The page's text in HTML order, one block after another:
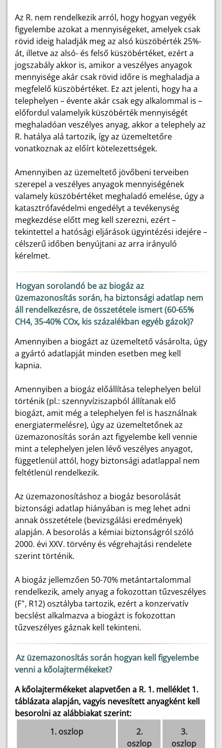
Az R. nem rendelkezik arról, hogy hogyan vegyék
figyelembe azokat a mennyiségeket, amelyek csak
rövid ideig haladják meg az alsó küszöbérték 25%-
át, illetve az alsó- és felső küszöbértéket, ezért a
jogszabály akkor is, amikor a veszélyes anyagok
mennyisége akár csak rövid időre is meghaladja a
megfelelő küszöbértéket. Ez azt jelenti, hogy ha a
telephelyen – évente akár csak egy alkalommal is –
előfordul valamelyik küszöbérték mennyiségét
meghaladóan veszélyes anyag, akkor a telephely az
R. hatálya alá tartozik, így az üzemeltetőre
vonatkoznak az előírt kötelezettségek.
Amennyiben az üzemeltető jövőbeni terveiben
szerepel a veszélyes anyagok mennyiségének
valamely küszöbértéket meghaladó emelése, úgy a
katasztrófavédelmi engedélyt a tevékenység
megkezdése előtt meg kell szerezni, ezért –
tekintettel a hatósági eljárások ügyintézési idejére –
célszerű időben benyújtani az arra irányuló
kérelmet.
Hogyan sorolandó be az biogáz az
üzemazonosítás során, ha biztonsági adatlap nem
áll rendelkezésre, de összetétele ismert (60-65%
CH4, 35-40% COx, kis százalékban egyéb gázok)?
Amennyiben a biogázt az üzemeltető vásárolta, úgy
a gyártó adatlapját minden esetben meg kell
kapnia.
Amennyiben a biogáz előállítása telephelyen belül
történik (pl.: szennyvíziszapból állítanak elő
biogázt, amit még a telephelyen fel is használnak
energiatermelésre), úgy az üzemeltetőnek az
üzemazonosítás során azt figyelembe kell vennie
mint a telephelyen jelen lévő veszélyes anyagot,
függetlenül attól, hogy biztonsági adatlappal nem
feltétlenül rendelkezik.
Az üzemazonosításhoz a biogáz besorolását
biztonsági adatlap hiányában is meg lehet adni
annak összetétele (bevizsgálási eredmények)
alapján. A besorolás a kémiai biztonságról szóló
2000. évi XXV. törvény és végrehajtási rendelete
szerint történik.
A biogáz jellemzően 50-70% metántartalommal
rendelkezik, amely anyag a fokozottan tűzveszélyes
(F+, R12) osztályba tartozik, ezért a konzervatív
becslést alkalmazva a biogázt is fokozottan
tűzveszélyes gáznak kell tekinteni.
Az üzemazonosítás során hogyan kell figyelembe
venni a kőolajtermékeket?
A kőolajtermékeket alapvetően a R. 1. melléklet 1.
táblázata alapján, vagyis nevesített anyagként kell
besorolni az alábbiakat szerint:
1. oszlop
2.
oszlop
3.
oszlop